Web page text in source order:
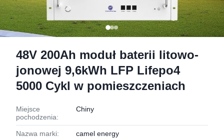
48V 200Ah moduł baterii litowo-
jonowej 9,6kWh LFP Lifepo4
5000 Cykl w pomieszczeniach
Miejsce
pochodzenia:
Chiny
Nazwa marki: camel energy